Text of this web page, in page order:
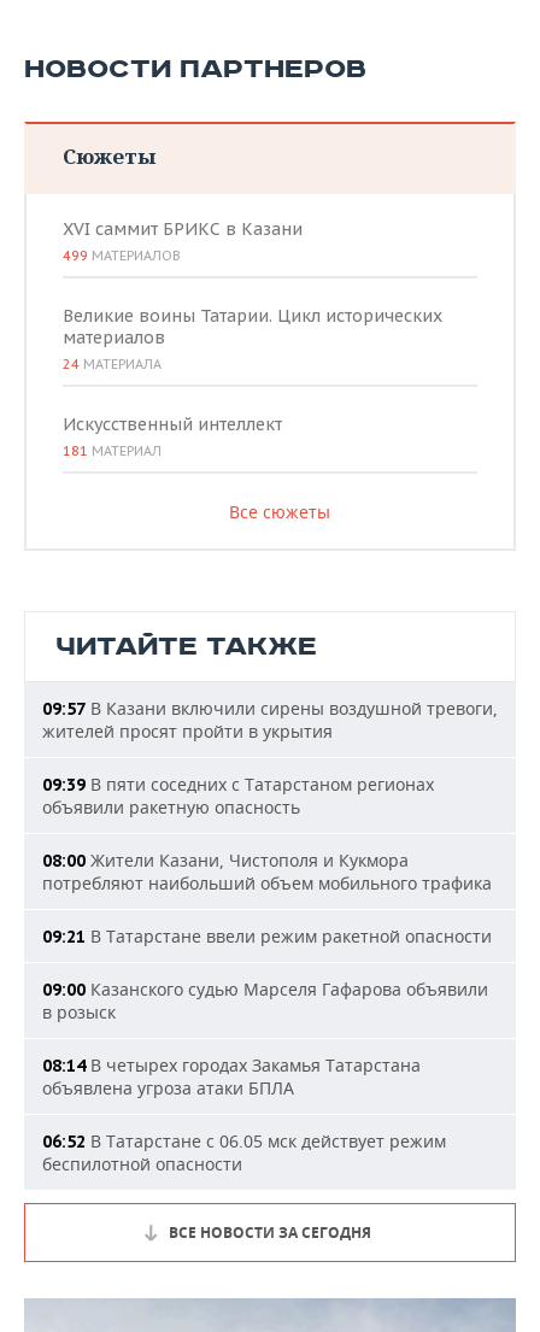
НОВОСТИ ПАРТНЕРОВ
Сюжеты
XVI саммит БРИКС в Казани
499 МАТЕРИАЛОВ
Великие воины Татарии. Цикл исторических
материалов
24 МАТЕРИАЛА
Искусственный интеллект
181 МАТЕРИАЛ
Все сюжеты
ЧИТАЙТЕ ТАКЖЕ
09:57 В Казани включили сирены воздушной тревоги,
жителей просят пройти в укрытия
09:39 В пяти соседних с Татарстаном регионах
объявили ракетную опасность
08:00 Жители Казани, Чистополя и Кукмора
потребляют наибольший объем мобильного трафика
09:21 В Татарстане ввели режим ракетной опасности
09:00 Казанского судью Марселя Гафарова объявили
в розыск
08:14В четырех городах Закамья Татарстана
объявлена угроза атаки БПЛА
06:52 В Татарстане с 06.05 мск действует режим
беспилотной опасности
ВСЕ НОВОСТИ ЗА СЕГОДНЯ